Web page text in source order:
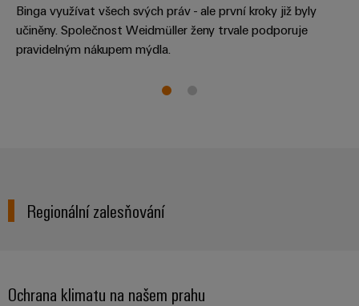
konektivita
pro vaše
průmyslové
v oblasti
Binga využívat všech svých práv - ale první kroky již byly
učiněny. Společnost Weidmüller ženy trvale podporuje
pravidelným nákupem mýdla.
Regionální zalesňování
Ochrana klimatu na našem prahu